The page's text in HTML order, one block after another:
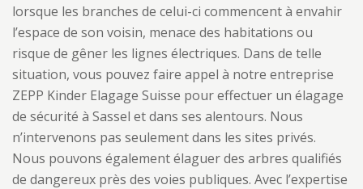
lorsque les branches de celui-ci commencent à envahir
l’espace de son voisin, menace des habitations ou
risque de gêner les lignes électriques. Dans de telle
situation, vous pouvez faire appel à notre entreprise
ZEPP Kinder Elagage Suisse pour effectuer un élagage
de sécurité à Sassel et dans ses alentours. Nous
n’intervenons pas seulement dans les sites privés.
Nous pouvons également élaguer des arbres qualifiés
de dangereux près des voies publiques. Avec l’expertise